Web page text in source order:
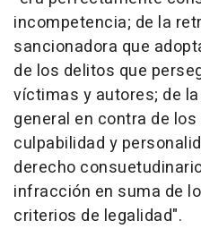
incompetencia; de la
sancionadora que
de los delitos que
víctimas y autores; de
general en contra de
culpabilidad y
derecho
infracción en suma de
criterios de legalidad".